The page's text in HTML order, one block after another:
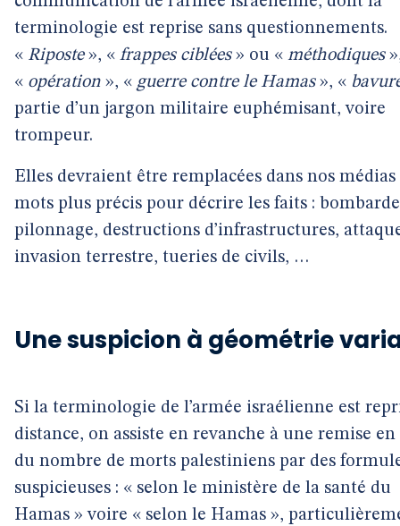
terminologie est reprise sans questionnements.
« Riposte», « frappes ciblées» ou « méthodiques
« opération », « guerre contre le Hamas», «
partie d’un jargon militaire euphémisant, voire
trompeur.
Elles devraient être remplacées dans nos médias
mots plus précis pour décrire les faits :
pilonnage, destructions d’infrastructures,
invasion terrestre, tueries de civils, …
Une suspicion à géométrie
Si la terminologie de l’armée israélienne est
distance, on assiste en revanche à une remise en
du nombre de morts palestiniens par des
suspicieuses : « selon le ministère de la santé du
Hamas » voire « selon le Hamas »,